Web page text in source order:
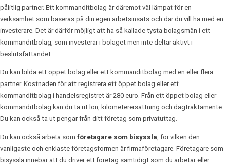
pålitlig partner. Ett kommanditbolag är däremot väl lämpat för en
verksamhet som baseras på din egen arbetsinsats och där du vill ha med en
investerare. Det är därför möjligt att ha så kallade tysta bolagsmän i ett
kommanditbolag, som investerar i bolaget men inte deltar aktivt i
beslutsfattandet.
Du kan bilda ett öppet bolag eller ett kommanditbolag med en eller flera
partner. Kostnaden för att registrera ett öppet bolag eller ett
kommanditbolag i handelsregistret är 280 euro. Från ett öppet bolag eller
kommanditbolag kan du ta ut lön, kilometerersättning och dagtraktamente.
Du kan också ta ut pengar från ditt företag som privatuttag.
Du kan också arbeta som företagare som bisyssla, för vilken den
vanligaste och enklaste företagsformen är firmaföretagare. Företagare som
bisyssla innebär att du driver ett företag samtidigt som du arbetar eller